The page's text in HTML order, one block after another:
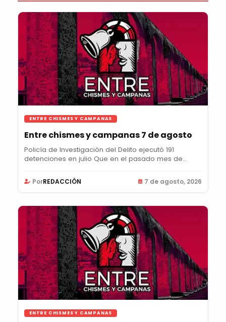
ENTRE CHISMES Y CAMPANAS
Entre chismes y campanas 7 de agosto
Policía de Investigación del Delito ejecutó 191
detenciones en julio Que en el pasado mes de...
PorREDACCIÓN 7 de agosto, 2026
ENTRE CHISMES Y CAMPANAS